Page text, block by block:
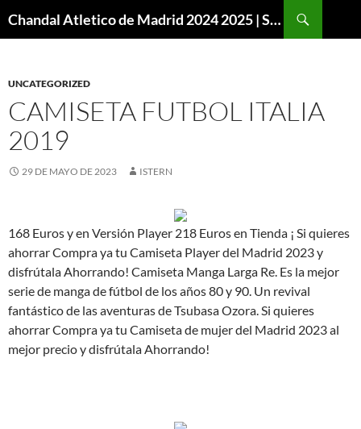
Chandal Atletico de Madrid 2024 2025 | SuperVigo
UNCATEGORIZED
CAMISETA FUTBOL ITALIA
2019
29 DE MAYO DE 2023 ISTERN
168 Euros y en Versión Player 218 Euros en Tienda ¡ Si quieres
ahorrar Compra ya tu Camiseta Player del Madrid 2023 y
disfrútala Ahorrando! Camiseta Manga Larga Re. Es la mejor
serie de manga de fútbol de los años 80 y 90. Un revival
fantástico de las aventuras de Tsubasa Ozora. Si quieres
ahorrar Compra ya tu Camiseta de mujer del Madrid 2023 al
mejor precio y disfrútala Ahorrando!